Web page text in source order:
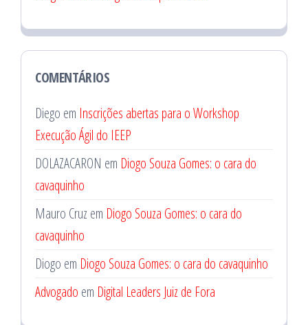
COMENTÁRIOS
Diego em Inscrições abertas para o Workshop
Execução Ágil do IEEP
DOLAZACARON em Diogo Souza Gomes: o cara do
cavaquinho
Mauro Cruz em Diogo Souza Gomes: o cara do
cavaquinho
Diogo em Diogo Souza Gomes: o cara do cavaquinho
Advogado em Digital Leaders Juiz de Fora